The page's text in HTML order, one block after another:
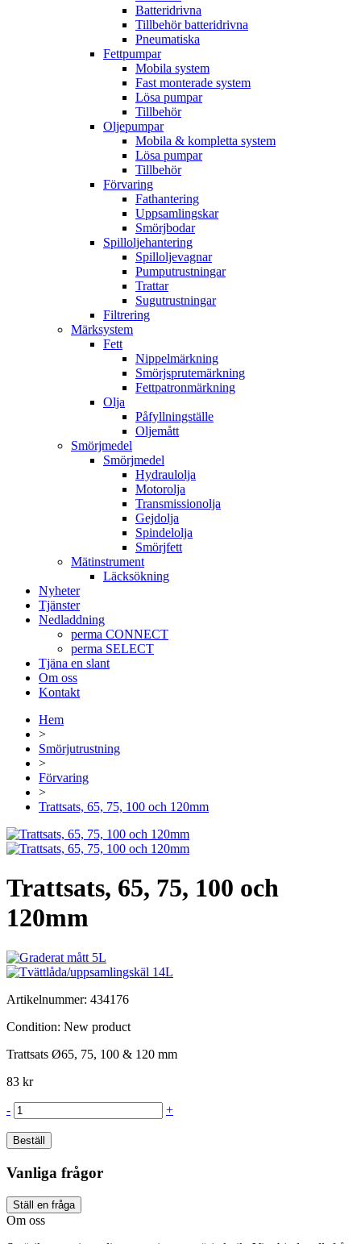
Batteridrivna
Tillbehör batteridrivna
Pneumatiska
Fettpumpar
Mobila system
Fast monterade system
Lösa pumpar
Tillbehör
Oljepumpar
Mobila & kompletta system
Lösa pumpar
Tillbehör
Förvaring
Fathantering
Uppsamlingskar
Smörjbodar
Spilloljehantering
Spilloljevagnar
Pumputrustningar
Trattar
Sugutrustningar
Filtrering
Märksystem
Fett
Nippelmärkning
Smörjsprutemärkning
Fettpatronmärkning
Olja
Påfyllningställe
Oljemått
Smörjmedel
Smörjmedel
Hydraulolja
Motorolja
Transmissionolja
Gejdolja
Spindelolja
Smörjfett
Mätinstrument
Läcksökning
Nyheter
Tjänster
Nedladdning
perma CONNECT
perma SELECT
Tjäna en slant
Om oss
Kontakt
Hem
>
Smörjutrustning
>
Förvaring
>
Trattsats, 65, 75, 100 och 120mm
Trattsats, 65, 75, 100 och
120mm
Artikelnummer: 434176
Condition: New product
Trattsats Ø65, 75, 100 & 120 mm
83 kr
- +
Beställ
Vanliga frågor
Ställ en fråga
Om oss